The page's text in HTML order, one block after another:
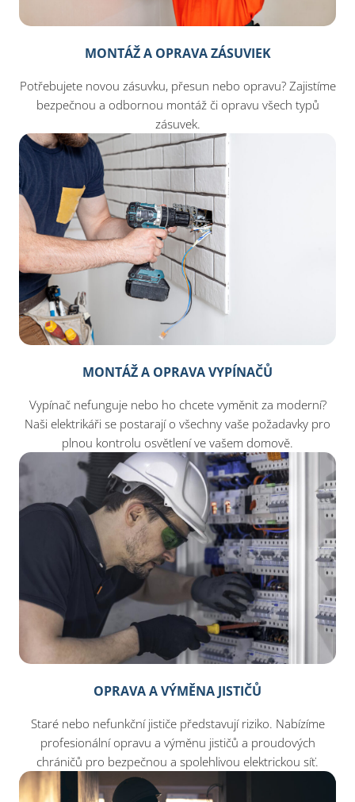
MONTÁŽ A OPRAVA ZÁSUVIEK
Potřebujete novou zásuvku, přesun nebo opravu? Zajistíme
bezpečnou a odbornou montáž či opravu všech typů
zásuvek.
MONTÁŽ A OPRAVA VYPÍNAČŮ
Vypínač nefunguje nebo ho chcete vyměnit za moderní?
Naši elektrikáři se postarají o všechny vaše požadavky pro
plnou kontrolu osvětlení ve vašem domově.
OPRAVA A VÝMĚNA JISTIČŮ
Staré nebo nefunkční jističe představují riziko. Nabízíme
profesionální opravu a výměnu jističů a proudových
chráničů pro bezpečnou a spolehlivou elektrickou síť.